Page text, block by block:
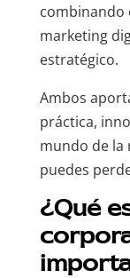
combinando
marketing
estratégico.
Ambos
práctica,
mundo de la
puedes
¿Qué